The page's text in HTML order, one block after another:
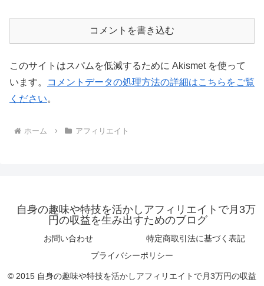
コメントを書き込む
このサイトはスパムを低減するために Akismet を使って
います。
コメントデータの処理方法の詳細はこちらをご覧
ください。
ホーム アフィリエイト
自身の趣味や特技を活かしアフィリエイトで月3万
円の収益を生み出すためのブログ
お問い合わせ
特定商取引法に基づく表記
プライバシーポリシー
© 2015 自身の趣味や特技を活かしアフィリエイトで月3万円の収益